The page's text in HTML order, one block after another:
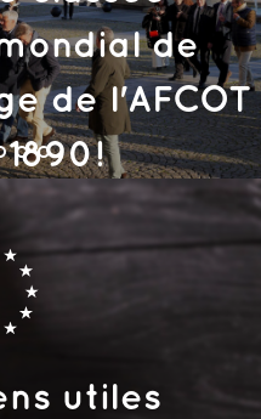
de
de l'AFCOT
utiles